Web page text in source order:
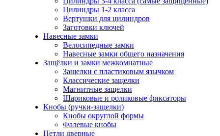
Цилиндры 1-2 класса
Вертушки для цилиндров
Заготовки ключей
Навесные замки
Велосипедные замки
Навесные замки общего назначения
Защёлки и замки межкомнатные
Защелки с пластиковым язычком
Классические защелки
Магнитные защелки
Шариковые и роликовые фиксаторы
Кнобы (ручки-защелки)
Кнобы округлой формы
Фалевые кнобы
Петли дверные